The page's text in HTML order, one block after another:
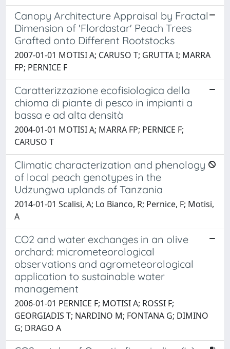
Canopy Architecture Appraisal by Fractal
Dimension of 'Flordastar' Peach Trees
Grafted onto Different Rootstocks
2007-01-01 MOTISI A; CARUSO T; GRUTTA I; MARRA
FP; PERNICE F
Caratterizzazione ecofisiologica della
chioma di piante di pesco in impianti a
bassa e ad alta densità
2004-01-01 MOTISI A; MARRA FP; PERNICE F;
CARUSO T
Climatic characterization and phenology
of local peach genotypes in the
Udzungwa uplands of Tanzania
2014-01-01 Scalisi, A; Lo Bianco, R; Pernice, F; Motisi,
A
CO2 and water exchanges in an olive
orchard: micrometeorological
observations and agrometeorological
application to sustainable water
management
2006-01-01 PERNICE F; MOTISI A; ROSSI F;
GEORGIADIS T; NARDINO M; FONTANA G; DIMINO
G; DRAGO A